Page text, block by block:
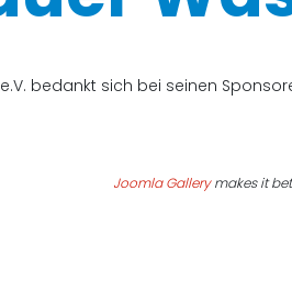
bedankt sich bei seinen
Joomla Gallerymakes it